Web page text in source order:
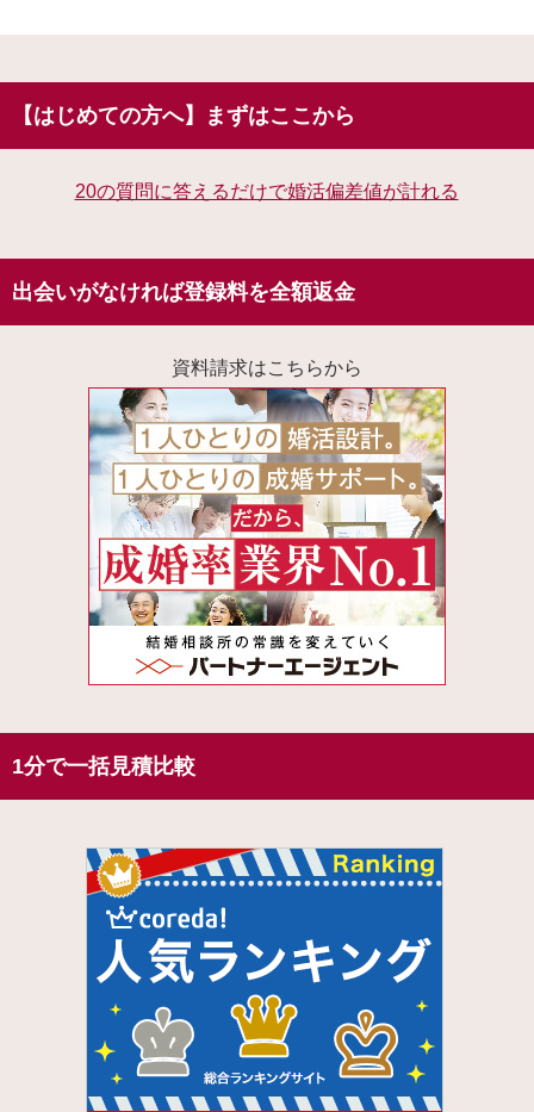
【はじめての方へ】まずはここから
20の質問に答えるだけで婚活偏差値が計れる
出会いがなければ登録料を全額返金
資料請求はこちらから
1分で一括見積比較